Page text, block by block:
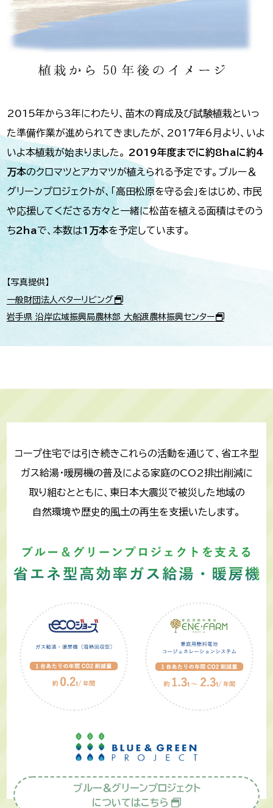
2015年から3年にわたり、苗木の育成及び試験植栽といっ
た準備作業が進められてきましたが、2017年6月より、いよ
いよ本植栽が始まりました。 2019年度までに約8haに約4
万本のクロマツとアカマツが植えられる予定です。ブルー＆
グリーンプロジェクトが、「高田松原を守る会」をはじめ、市民
や応援してくださる方々と一緒に松苗を植える面積はそのう
ち2haで、本数は1万本を予定しています。
【写真提供】
一般財団法人ベターリビング
岩手県 沿岸広域振興局農林部 大船渡農林振興センター
コープ住宅では引き続きこれらの活動を通じて、 省エネ型
ガス給湯・暖房機の普及による家庭のCO2排出削減に
取り組むとともに、 東日本大震災で被災した地域の
自然環境や歴史的風土の再生を支援いたします。
ブルー＆グリーンプロジェクト
についてはこちら